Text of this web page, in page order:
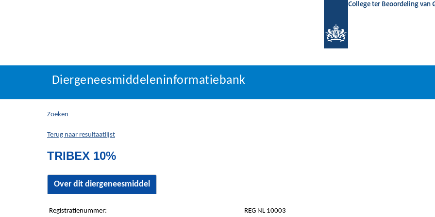
College ter Beoordeling van
Diergeneesmiddeleninformatiebank
hier:
Diergeneesmiddeleninformatiebank
Zoeken
Terug naar resultaatlijst
TRIBEX 10%
Over dit diergeneesmiddel
Registratienummer:
REG NL 10003